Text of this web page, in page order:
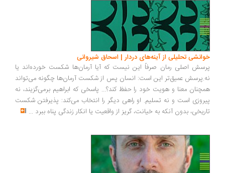
تحلیلی از آینه‌های دردار | اسحاق شیروانی
اصلی رمان صرفاً این نیست که آیا آرمان‌ها شکست خورده‌اند یا
عمیق‌تر این است: انسان پس از شکست آرمان‌ها چگونه می‌تواند
معنا و هویت خود را حفظ کند؟... پاسخی که ابراهیم برمی‌گزیند، نه
است و نه تسلیم. او راهی دیگر را انتخاب می‌کند: پذیرفتن شکست
بدون آنکه به خیانت، گریز از واقعیت یا انکار زندگی پناه ببرد...